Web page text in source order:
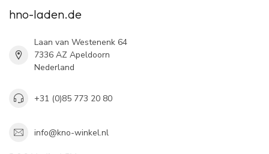
hno-laden.de
Laan van Westenenk 64
7336 AZ Apeldoorn
Nederland
+31 (0)85 773 20 80
info@kno-winkel.nl